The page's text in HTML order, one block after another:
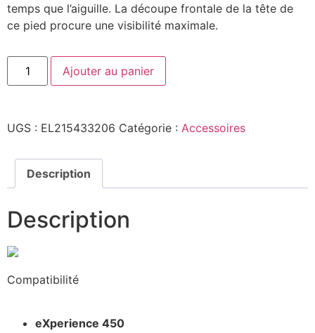
temps que l’aiguille. La découpe frontale de la tête de
ce pied procure une visibilité maximale.
Ajouter au panier
UGS : EL215433206 Catégorie : Accessoires
Description
Description
Compatibilité
eXperience 450